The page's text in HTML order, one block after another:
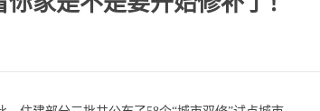
展会报告书
参展登记